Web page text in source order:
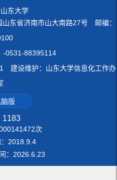
山东大学
东省济南市山大南路27号 邮编：
-0531-88395114
建设维护：山东大学信息化工作办
室
版
1183
次
2018 9 4
： 2026 6 23